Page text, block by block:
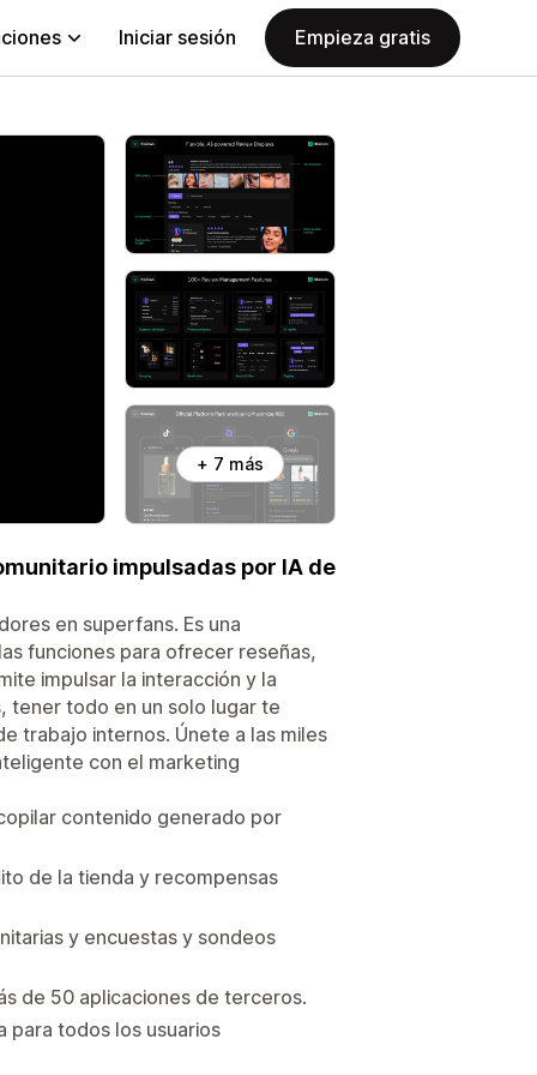
Iniciar sesión Empieza gratis
+ 7 más
impulsadas por IA de
en superfans. Es una
funciones para ofrecer reseñas,
impulsar la interacción y la
tener todo en un solo lugar te
trabajo internos. Únete a las miles
con el marketing
contenido generado por
de la tienda y recompensas
y encuestas y sondeos
de 50 aplicaciones de terceros.
para todos los usuarios